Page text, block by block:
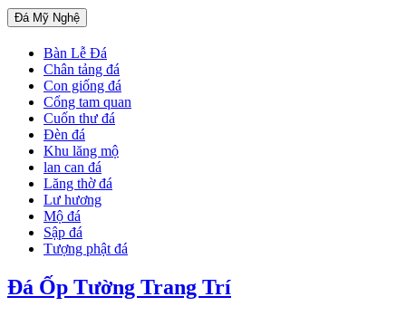
Đá Mỹ Nghệ
Bàn Lễ Đá
Chân tảng đá
Con giống đá
Cổng tam quan
Cuốn thư đá
Đèn đá
Khu lăng mộ
lan can đá
Lăng thờ đá
Lư hương
Mộ đá
Sập đá
Tượng phật đá
Đá Ốp Tường Trang Trí